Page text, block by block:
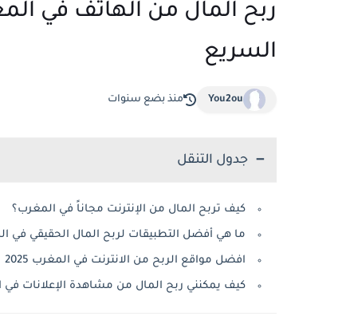
ربح المال من الهاتف في
السريع
You2ou منذ بضع سنوات
جدول التنقل
كيف تربح المال من الإنترنت مجاناً في المغرب؟
ما هي أفضل التطبيقات لربح المال الحقيقي في
افضل مواقع الربح من الانترنت في المغرب 2025
كيف يمكنني ربح المال من مشاهدة الإعلانات في